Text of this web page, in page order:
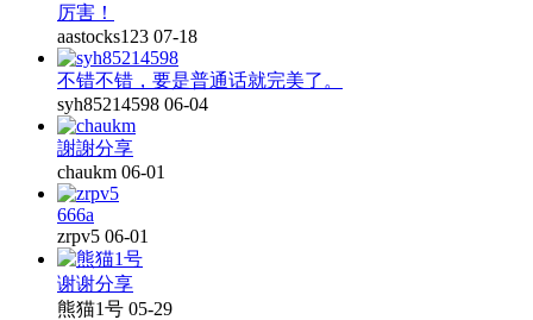
厉害！
aastocks123 07-18
不错不错，要是普通话就完美了。
syh85214598 06-04
謝謝分享
chaukm 06-01
666a
zrpv5 06-01
谢谢分享
熊猫1号 05-29